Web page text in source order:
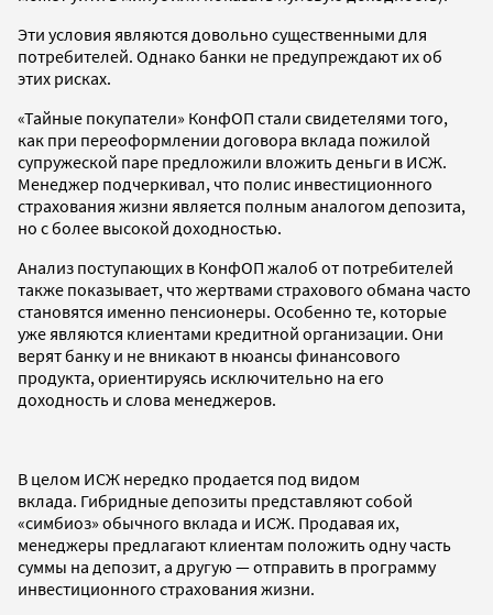
Эти условия являются довольно существенными для
потребителей. Однако банки не предупреждают их об
этих рисках.
«Тайные покупатели» КонфОП стали свидетелями того,
как при переоформлении договора вклада пожилой
супружеской паре предложили вложить деньги в ИСЖ.
Менеджер подчеркивал, что полис инвестиционного
страхования жизни является полным аналогом депозита,
но с более высокой доходностью.
Анализ поступающих в КонфОП жалоб от потребителей
также показывает, что жертвами страхового обмана часто
становятся именно пенсионеры. Особенно те, которые
уже являются клиентами кредитной организации. Они
верят банку и не вникают в нюансы финансового
продукта, ориентируясь исключительно на его
доходность и слова менеджеров.
В целом ИСЖ нередко продается под видом
вклада. Гибридные депозиты представляют собой
«симбиоз» обычного вклада и ИСЖ. Продавая их,
менеджеры предлагают клиентам положить одну часть
суммы на депозит, а другую — отправить в программу
инвестиционного страхования жизни.